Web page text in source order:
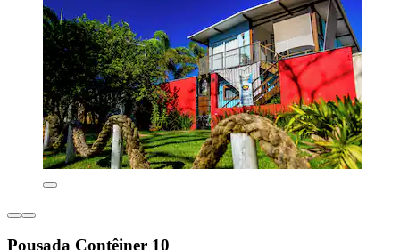
Pousada Contêiner 10